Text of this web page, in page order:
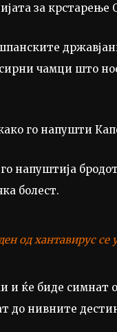
за
чамци што
го напушти
напуштија бродот
болест.
од хантавирус
и ќе биде симнат
до нивните